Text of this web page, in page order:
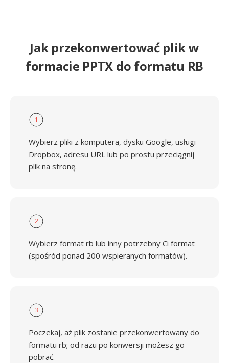
Jak przekonwertować plik w
formacie PPTX do formatu RB
1
Wybierz pliki z komputera, dysku Google, usługi
Dropbox, adresu URL lub po prostu przeciągnij
plik na stronę.
2
Wybierz format rb lub inny potrzebny Ci format
(spośród ponad 200 wspieranych formatów).
3
Poczekaj, aż plik zostanie przekonwertowany do
formatu rb; od razu po konwersji możesz go
pobrać.